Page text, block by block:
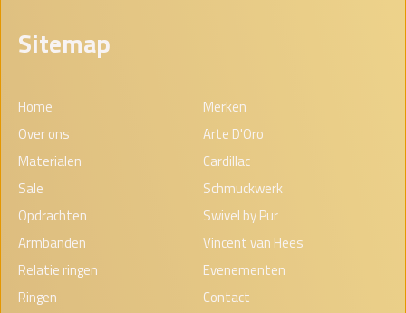
Sitemap
Home
Over ons
Materialen
Sale
Opdrachten
Armbanden
Relatie ringen
Ringen
Merken
Arte D'Oro
Cardillac
Schmuckwerk
Swivel by Pur
Vincent van Hees
Evenementen
Contact